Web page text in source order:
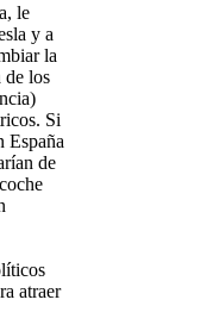
le
y a
la
de los
Si
España
de
atraer